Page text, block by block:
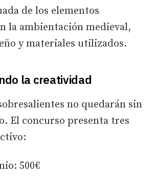
de los elementos
la ambientación medieval,
y materiales utilizados.
la creatividad
no quedarán sin
El concurso presenta tres
500€